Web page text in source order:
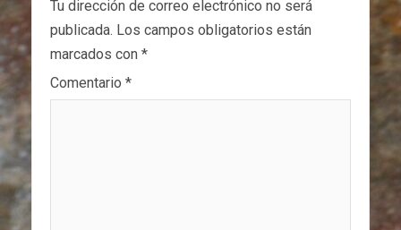
Tu dirección de correo electrónico no será
publicada. Los campos obligatorios están
marcados con *
Comentario *